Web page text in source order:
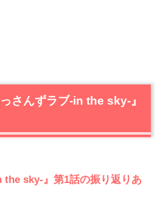
さんずラブ-in the sky-』
the sky-』第1話の振り返りあ